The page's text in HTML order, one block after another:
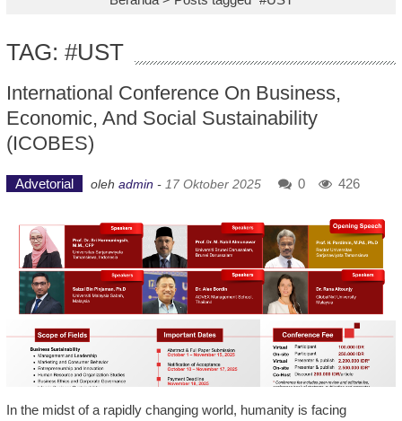
TAG: #UST
International Conference On Business,
Economic, And Social Sustainability
(ICOBES)
Advetorial oleh admin - 17 Oktober 2025 0 426
In the midst of a rapidly changing world, humanity is facing